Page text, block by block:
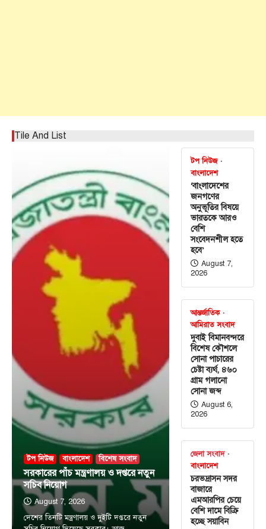
Tile And List
টপ নিউজ বাংলাদেশ বিশেষ সংবাদ
সরকারের পাঁচ মন্ত্রণালয় ও দপ্তরে নতুন
সচিব নিয়োগ
August 7, 2026
দেশের তিনটি মন্ত্রণালয় ও দুইটি দপ্তরে নতুন
টপ নিউজ
বাংলাদেশ
‘বাংলাদেশের
জনগণের
অনুভূতির বিষয়ে
ভারতকে আরও
বেশি
সংবেদনশীল হতে
হবে’
August 7,
2026
আন্তর্জাতিক
আমিরাত সংবাদ
দুবাই বিমানবন্দরে
বিশেষ কৌশলে
সোনা পাচারের
চেষ্টা ব্যর্থ, ৪৬০
গ্রাম গলানো
সোনা জব্দ
August 6,
2026
জেলা সংবাদ
বাংলাদেশ
চরভদ্রাসন সদর
বাজারে
এমআরপির চেয়ে
বেশি দামে বিক্রি
হচ্ছে সয়াবিন
টপ নিউজ বাংলাদেশ
‘ফ্যামিলি কার্ড’ কর্মসূচির উদ্বোধন আগামী ১৬